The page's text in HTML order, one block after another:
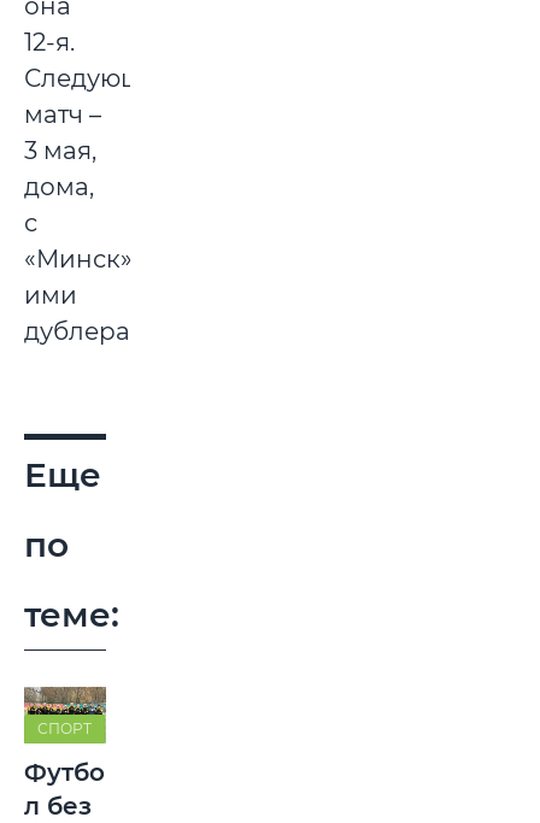
12-я.
Следующий
матч –
3 мая,
дома,
с
«Минск»-
ими
дублерами.
Еще
по
теме:
СПОРТ
Футбо
л без